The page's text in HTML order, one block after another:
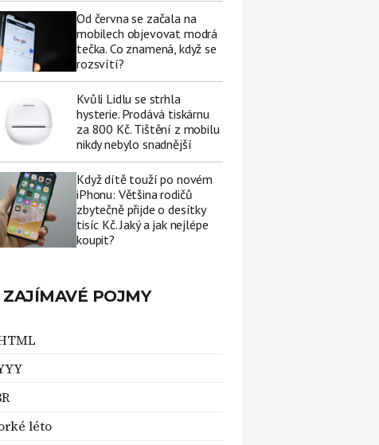
Od června se začala na
mobilech objevovat modrá
tečka. Co znamená, když se
rozsvítí?
Kvůli Lidlu se strhla
hysterie. Prodává tiskárnu
za 800 Kč. Tištění z mobilu
nikdy nebylo snadnější
Když dítě touží po novém
iPhonu: Většina rodičů
zbytečně přijde o desítky
tisíc Kč. Jaký a jak nejlépe
koupit?
ZAJÍMAVÉ POJMY
léto